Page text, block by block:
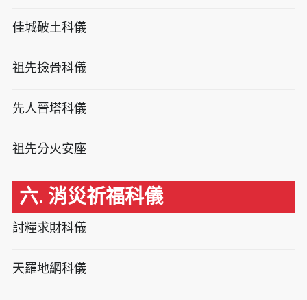
佳城破土科儀
祖先撿骨科儀
先人晉塔科儀
祖先分火安座
六. 消災祈福科儀
討糧求財科儀
天羅地網科儀